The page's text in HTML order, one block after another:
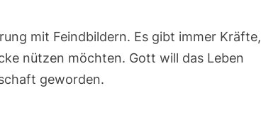
mit Feindbildern. Es gibt immer Kräfte,
nützen möchten. Gott will das Leben
geworden.